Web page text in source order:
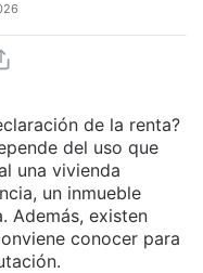
de la renta?
del uso que
una vivienda
un inmueble
Además, existen
conocer para